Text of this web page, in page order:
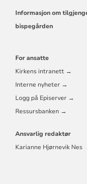
Informasjon om
bispegården
For ansatte
Kirkens intranett →
Interne nyheter →
Logg på Episerver →
Ressursbanken →
Ansvarlig redaktør
Karianne Hjørnevik Nes